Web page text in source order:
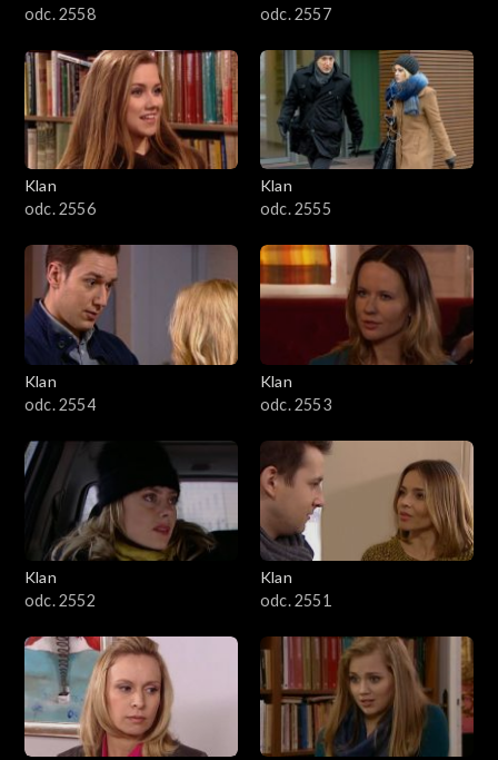
odc. 2558
odc. 2557
Klan
odc. 2556
Klan
odc. 2555
Klan
odc. 2554
Klan
odc. 2553
Klan
odc. 2552
Klan
odc. 2551